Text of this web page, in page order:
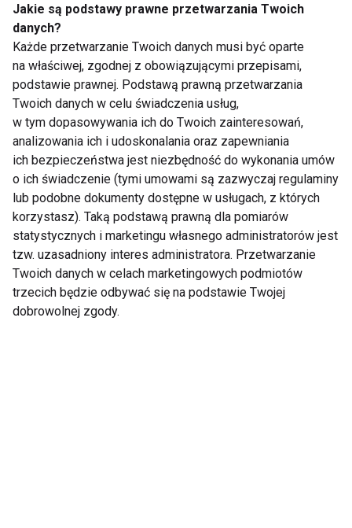
Zapisz się do naszego newslettera
Wyrażam zgodę na otrzymywanie informacji
handlowej drogą elektroniczną na podany adres e-mail
przez FIT.PL. Więcej informacji znajdziesz w Polityce
Prywatności.
ZAPISZ SIĘ
Jakie są podstawy prawne przetwarzania Twoich
danych?
Każde przetwarzanie Twoich danych musi być oparte
na właściwej, zgodnej z obowiązującymi przepisami,
podstawie prawnej. Podstawą prawną przetwarzania
Twoich danych w celu świadczenia usług,
w tym dopasowywania ich do Twoich zainteresowań,
analizowania ich i udoskonalania oraz zapewniania
ich bezpieczeństwa jest niezbędność do wykonania umów
o ich świadczenie (tymi umowami są zazwyczaj regulaminy
lub podobne dokumenty dostępne w usługach, z których
korzystasz). Taką podstawą prawną dla pomiarów
statystycznych i marketingu własnego administratorów jest
tzw. uzasadniony interes administratora. Przetwarzanie
Twoich danych w celach marketingowych podmiotów
trzecich będzie odbywać się na podstawie Twojej
dobrowolnej zgody.